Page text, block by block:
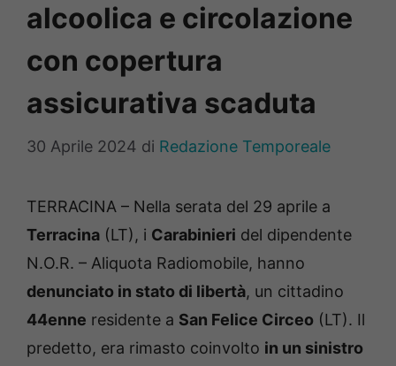
alcoolica e circolazione
con copertura
assicurativa scaduta
30 Aprile 2024 di Redazione Temporeale
TERRACINA – Nella serata del 29 aprile a
Terracina (LT), i Carabinieri del dipendente
N.O.R. – Aliquota Radiomobile, hanno
denunciato in stato di libertà, un cittadino
44enne residente a San Felice Circeo (LT). Il
predetto, era rimasto coinvolto in un sinistro